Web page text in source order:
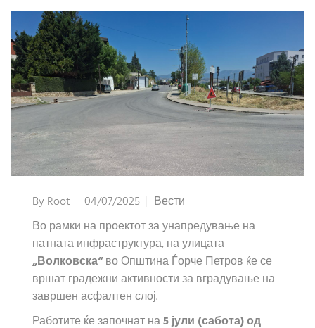
ByRoot 04/07/2025
Вести
Во рамки на проектот за унапредување на
патната инфраструктура, на улицата
„Волковска“во Општина Ѓорче Петров ќе се
вршат градежни активности за вградување на
завршен асфалтен слој.
Работите ќе започнат на5 јули (сабота) од